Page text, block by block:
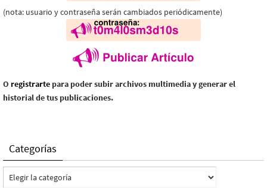
(nota: usuario y contraseña serán cambiados periódicamente)
O registrarte para poder subir archivos multimedia y generar el
historial de tus publicaciones.
Categorías
Categorías